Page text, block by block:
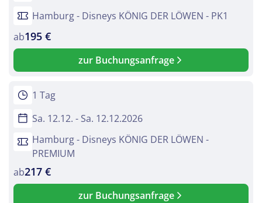
Hamburg - Disneys KÖNIG DER LÖWEN - PK1
ab195 €
zur Buchungsanfrage
1 Tag
Sa. 12.12. - Sa. 12.12.2026
Hamburg - Disneys KÖNIG DER LÖWEN -
PREMIUM
ab217 €
zur Buchungsanfrage